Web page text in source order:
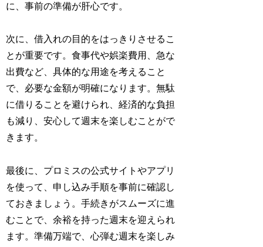
に、事前の準備が肝心です。
次に、借入れの目的をはっきりさせるこ
とが重要です。食事代や娯楽費用、急な
出費など、具体的な用途を考えること
で、必要な金額が明確になります。無駄
に借りることを避けられ、経済的な負担
も減り、安心して週末を楽しむことがで
きます。
最後に、プロミスの公式サイトやアプリ
を使って、申し込み手順を事前に確認し
ておきましょう。手続きがスムーズに進
むことで、余裕を持った週末を迎えられ
ます。準備万端で、心弾む週末を楽しみ